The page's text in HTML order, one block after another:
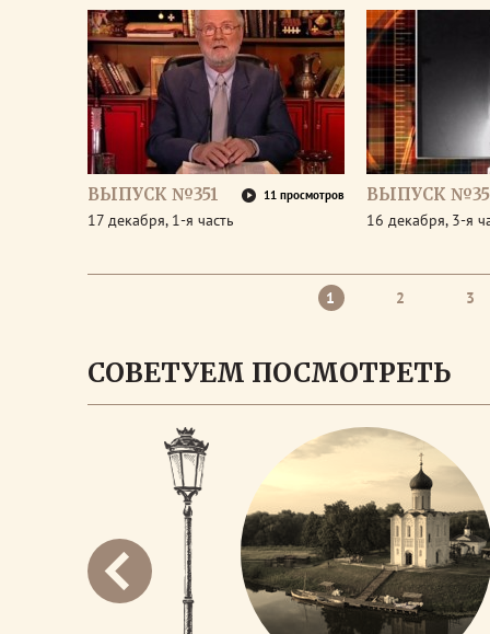
ВЫПУСК №351 11 просмотров
17 декабря, 1-я часть
ВЫПУСК
16 декабря, 3-я
1 2 3
СОВЕТУЕМ ПОСМОТРЕТЬ